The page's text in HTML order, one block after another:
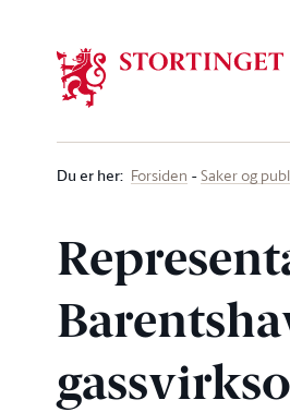
Du er her: Forsiden Saker og